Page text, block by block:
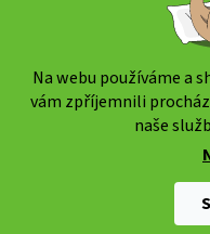
Na webu používáme a
vám zpříjemnili
naše
vyhrazena.